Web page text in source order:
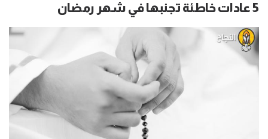
5 عادات خاطئة تجنبها في شهر رمضان